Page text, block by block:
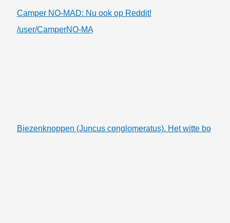
Camper NO-MAD: Nu ook op Reddit!
/user/CamperNO-MA
Biezenknoppen (Juncus conglomeratus). Het witte bo